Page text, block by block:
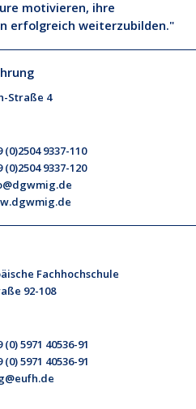
motivieren, ihre
erfolgreich weiterzubilden."
Straße 4
(0)2504 9337-110
(0)2504 9337-120
Fachhochschule
92-108
(0) 5971 40536-91
(0) 5971 40536-91